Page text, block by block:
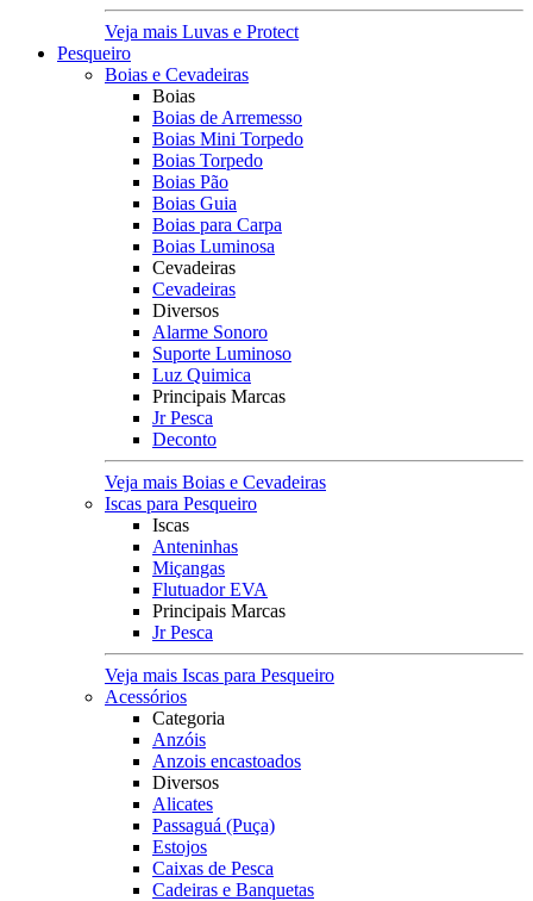
Veja mais Luvas e Protect
Pesqueiro
Boias e Cevadeiras
Boias
Boias de Arremesso
Boias Mini Torpedo
Boias Torpedo
Boias Pão
Boias Guia
Boias para Carpa
Boias Luminosa
Cevadeiras
Cevadeiras
Diversos
Alarme Sonoro
Suporte Luminoso
Luz Quimica
Principais Marcas
Jr Pesca
Deconto
Veja mais Boias e Cevadeiras
Iscas para Pesqueiro
Iscas
Anteninhas
Miçangas
Flutuador EVA
Principais Marcas
Jr Pesca
Veja mais Iscas para Pesqueiro
Acessórios
Categoria
Anzóis
Anzois encastoados
Diversos
Alicates
Passaguá (Puça)
Estojos
Caixas de Pesca
Cadeiras e Banquetas